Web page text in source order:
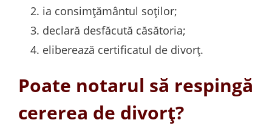
ia consimțământul soților;
declară desfăcută căsătoria;
eliberează certificatul de divorț.
Poate notarul să respingă
cererea de divorț?